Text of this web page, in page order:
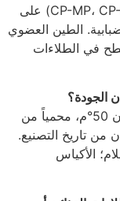
الفائقة (≤10 ميكرون مثل CP-MP، CP-MPS، CP-EZ10) على
الطين العضوي
في الطلاءات
يُخزَّن في مخزن بارد وجافّ وجيّد التهوية دون 50°م، محمياً من
من تاريخ التصنيع.
الأكياس